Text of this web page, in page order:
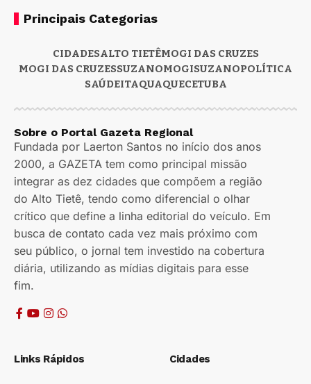
Principais Categorias
CIDADESALTO TIETÊMOGI DAS CRUZES
MOGI DAS CRUZESSUZANOMOGISUZANOPOLÍTICA
SAÚDEITAQUAQUECETUBA
Sobre o Portal Gazeta Regional
Fundada por Laerton Santos no início dos anos
2000, a GAZETA tem como principal missão
integrar as dez cidades que compõem a região
do Alto Tietê, tendo como diferencial o olhar
crítico que define a linha editorial do veículo. Em
busca de contato cada vez mais próximo com
seu público, o jornal tem investido na cobertura
diária, utilizando as mídias digitais para esse
fim.
Links Rápidos Cidades